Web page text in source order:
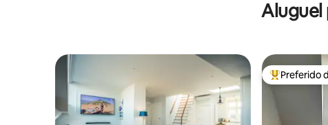
Entre os
Preferido